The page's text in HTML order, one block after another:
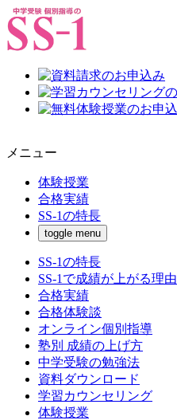
メニュー
体験授業
合格実績
SS-1の特長
toggle menu
SS-1の特長
SS-1で成績が上がる理由
合格実績
合格体験談
オンライン個別指導
塾別 成績の上げ方
中学受験の勉強法
資料ダウンロード
学習カウンセリング
体験授業